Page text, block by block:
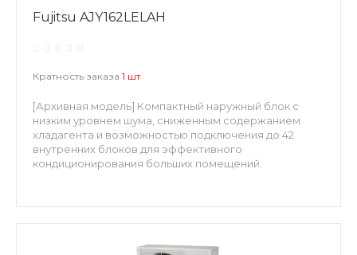
Fujitsu AJY162LELAH
Кратность заказа 1 шт
[Архивная модель] Компактный наружный блок с
низким уровнем шума, сниженным содержанием
хладагента и возможностью подключения до 42
внутренних блоков для эффективного
кондиционирования больших помещений.